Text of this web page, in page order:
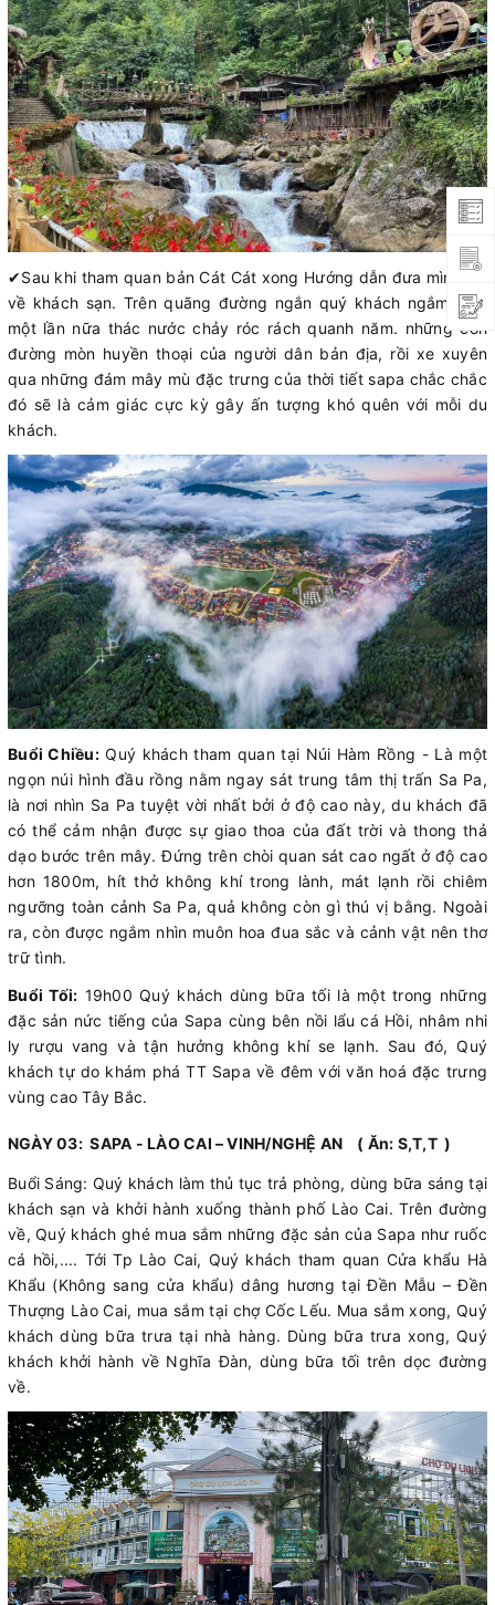
✔Sau khi tham quan bản Cát Cát xong Hướng dẫn đưa mình trở
về khách sạn. Trên quãng đường ngắn quý khách ngắm nhìn
một lần nữa thác nước chảy róc rách quanh năm. những con
đường mòn huyền thoại của người dân bản địa, rồi xe xuyên
qua những đám mây mù đặc trưng của thời tiết sapa chắc chắc
đó sẽ là cảm giác cực kỳ gây ấn tượng khó quên với mỗi du
khách.
Buổi Chiều:Quý khách tham quan tại Núi Hàm Rồng - Là một
ngọn núi hình đầu rồng nằm ngay sát trung tâm thị trấn Sa Pa,
là nơi nhìn Sa Pa tuyệt vời nhất bởi ở độ cao này, du khách đã
có thể cảm nhận được sự giao thoa của đất trời và thong thả
dạo bước trên mây. Đứng trên chòi quan sát cao ngất ở độ cao
hơn 1800m, hít thở không khí trong lành, mát lạnh rồi chiêm
ngưỡng toàn cảnh Sa Pa, quả không còn gì thú vị bằng. Ngoài
ra, còn được ngắm nhìn muôn hoa đua sắc và cảnh vật nên thơ
trữ tình.
Buổi Tối: 19h00 Quý khách dùng bữa tối là một trong những
đặc sản nức tiếng của Sapa cùng bên nồi lẩu cá Hồi, nhâm nhi
ly rượu vang và tận hưởng không khí se lạnh. Sau đó, Quý
khách tự do khám phá TT Sapa về đêm với văn hoá đặc trưng
vùng cao Tây Bắc.
NGÀY 03: SAPA - LÀO CAI – VINH/NGHỆ AN ( Ăn: S,T,T )
Buổi Sáng: Quý khách làm thủ tục trả phòng, dùng bữa sáng tại
khách sạn và khởi hành xuống thành phố Lào Cai. Trên đường
về, Quý khách ghé mua sắm những đặc sản của Sapa như ruốc
cá hồi,.... Tới Tp Lào Cai, Quý khách tham quan Cửa khẩu Hà
Khẩu (Không sang cửa khẩu) dâng hương tại Đền Mẫu – Đền
Thượng Lào Cai, mua sắm tại chợ Cốc Lếu. Mua sắm xong, Quý
khách dùng bữa trưa tại nhà hàng. Dùng bữa trưa xong, Quý
khách khởi hành về Nghĩa Đàn, dùng bữa tối trên dọc đường
về.